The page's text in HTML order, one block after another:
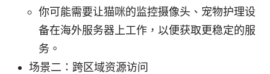
你可能需要让猫咪的监控摄像头、宠物护理设
备在海外服务器上工作，以便获取更稳定的服
务。
场景二：跨区域资源访问